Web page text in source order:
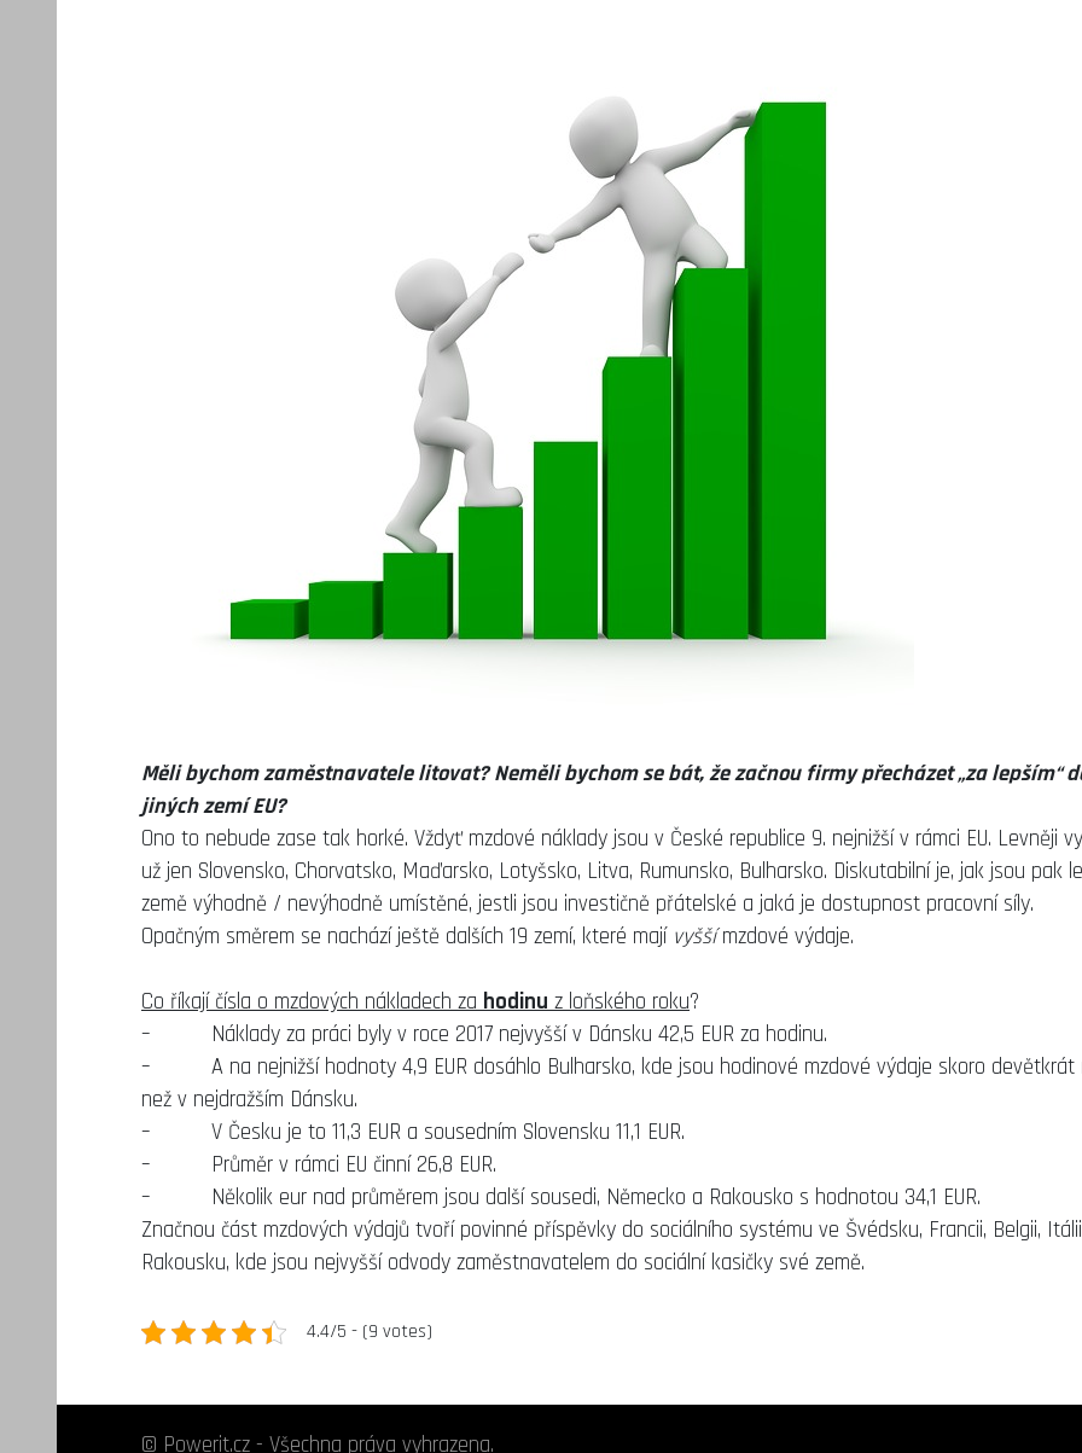
Měli bychom zaměstnavatele litovat? Neměli bychom se bát, že začnou firmy přecházet „za lepším“
jiných zemí EU?
Ono to nebude zase tak horké. Vždyť mzdové náklady jsou v České republice 9. nejnižší v rámci EU. Levněji
už jen Slovensko, Chorvatsko, Maďarsko, Lotyšsko, Litva, Rumunsko, Bulharsko. Diskutabilní je, jak jsou pak
země výhodně / nevýhodně umístěné, jestli jsou investičně přátelské a jaká je dostupnost pracovní síly.
Opačným směrem se nachází ještě dalších 19 zemí, které mají vyššímzdové výdaje.
Co říkají čísla o mzdových nákladech za hodinu z loňského roku?
– Náklady za práci byly v roce 2017 nejvyšší v Dánsku 42,5 EUR za hodinu.
– A na nejnižší hodnoty 4,9 EUR dosáhlo Bulharsko, kde jsou hodinové mzdové výdaje skoro devětkrát
než v nejdražším Dánsku.
– V Česku je to 11,3 EUR a sousedním Slovensku 11,1 EUR.
– Průměr v rámci EU činní 26,8 EUR.
– Několik eur nad průměrem jsou další sousedi, Německo a Rakousko s hodnotou 34,1 EUR.
Značnou část mzdových výdajů tvoří povinné příspěvky do sociálního systému ve Švédsku, Francii, Belgii,
Rakousku, kde jsou nejvyšší odvody zaměstnavatelem do sociální kasičky své země.
4.4/5 - (9 votes)
© Powerit.cz - Všechna práva vyhrazena.